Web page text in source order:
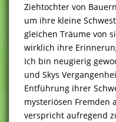
Ziehtochter von
um ihre kleine
gleichen Träume von
wirklich ihre
Ich bin neugierig
und Skys
Entführung ihrer
mysteriösen Fremden
verspricht aufregend